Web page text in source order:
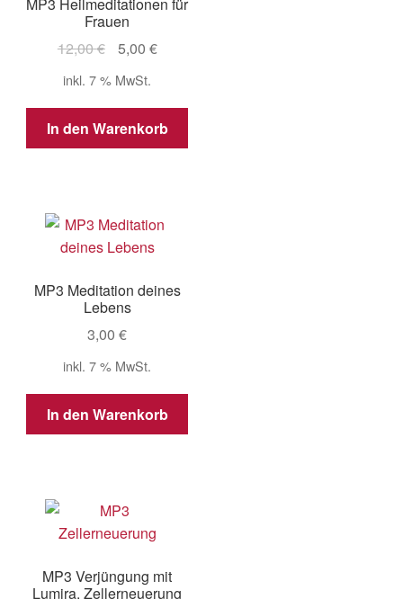
Frauen
12,00€
Ursprünglicher
war:
12,00 €
5,00 €Aktueller
5,00 €.
inkl. 7 % MwSt.
In den Warenkorb
MP3 Meditation deines
Lebens
3,00€
inkl. 7 % MwSt.
In den Warenkorb
MP3 Verjüngung mit
Lumira. Zellerneuerung